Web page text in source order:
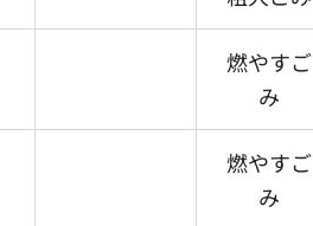
燃やすご
み
燃やすご
み